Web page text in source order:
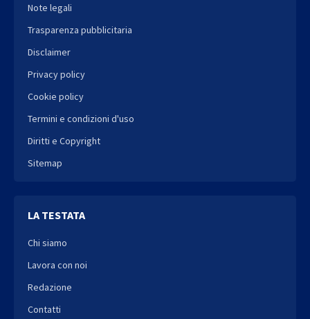
Note legali
Trasparenza pubblicitaria
Disclaimer
Privacy policy
Cookie policy
Termini e condizioni d'uso
Diritti e Copyright
Sitemap
LA TESTATA
Chi siamo
Lavora con noi
Redazione
Contatti